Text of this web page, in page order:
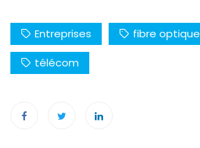
Entreprises fibre optique
télécom